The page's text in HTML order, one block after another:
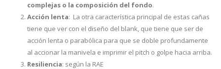
complejas o la composición del fondo.
Acción lenta: La otra característica principal de estas cañas
tiene que ver con el diseño del blank, que tiene que ser de
acción lenta o parabólica para que se doble profundamente
al accionar la manivela e imprimir el pitch o golpe hacia arriba.
Resiliencia: según la RAE